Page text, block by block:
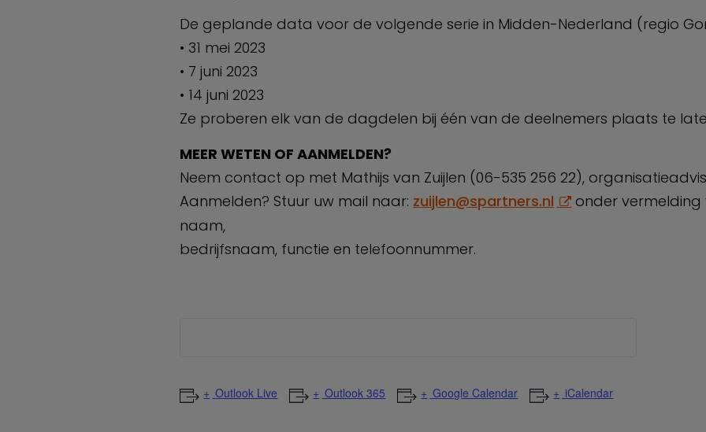
De geplande data voor de volgende serie in Midden-Nederland (regio
• 31 mei 2023
• 7 juni 2023
• 14 juni 2023
Ze proberen elk van de dagdelen bij één van de deelnemers plaats te
MEER WETEN OF AANMELDEN?
Neem contact op met Mathijs van Zuijlen (06-535 256 22),
Aanmelden? Stuur uw mail naar: zuijlen@spartners.nl
onder vermelding
naam,
bedrijfsnaam, functie en telefoonnummer.
Outlook Live Outlook 365 Google Calendar iCalendar